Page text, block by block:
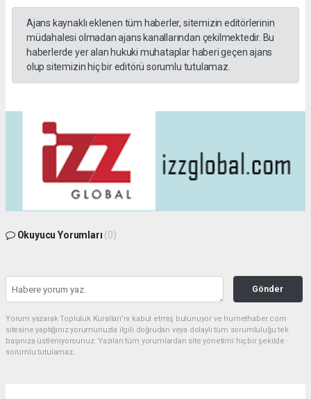
Ajans kaynaklı eklenen tüm haberler, sitemizin editörlerinin
müdahalesi olmadan ajans kanallarından çekilmektedir. Bu
haberlerde yer alan hukuki muhataplar haberi geçen ajans
olup sitemizin hiç bir editörü sorumlu tutulamaz.
Okuyucu Yorumları (0)
Gönder
Yorum yazarak Topluluk Kuralları’nı kabul etmiş bulunuyor ve hurnethaber.com
sitesine yaptığınız yorumunuzla ilgili doğrudan veya dolaylı tüm sorumluluğu tek
başınıza üstleniyorsunuz. Yazılan tüm yorumlardan site yönetimi hiçbir şekilde
sorumlu tutulamaz.